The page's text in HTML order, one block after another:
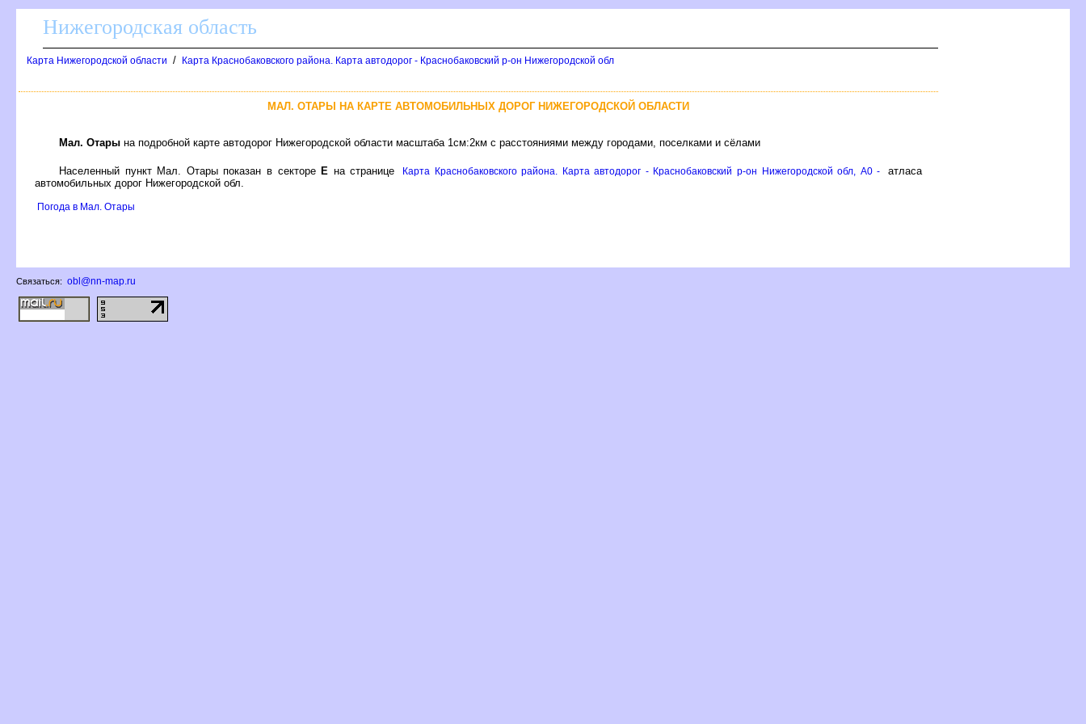
Нижегородская область
Карта Нижегородской области / Карта Краснобаковского района. Карта автодорог - Краснобаковский р-он Нижегородской обл
МАЛ. ОТАРЫ НА КАРТЕ АВТОМОБИЛЬНЫХ ДОРОГ НИЖЕГОРОДСКОЙ ОБЛАСТИ
Мал. Отары на подробной карте автодорог Нижегородской области масштаба 1см:2км с расстояниями между городами, поселками и сёлами
Населенный пункт Мал. Отары показан в сектореЕ на странице Карта Краснобаковского района. Карта автодорог - Краснобаковский р-он Нижегородской обл, A0 -
атласа
автомобильных дорог Нижегородской обл.
Погода в Мал. Отары
Связаться: obl@nn-map.ru